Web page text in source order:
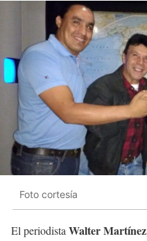
Foto cortesía
El periodista Walter